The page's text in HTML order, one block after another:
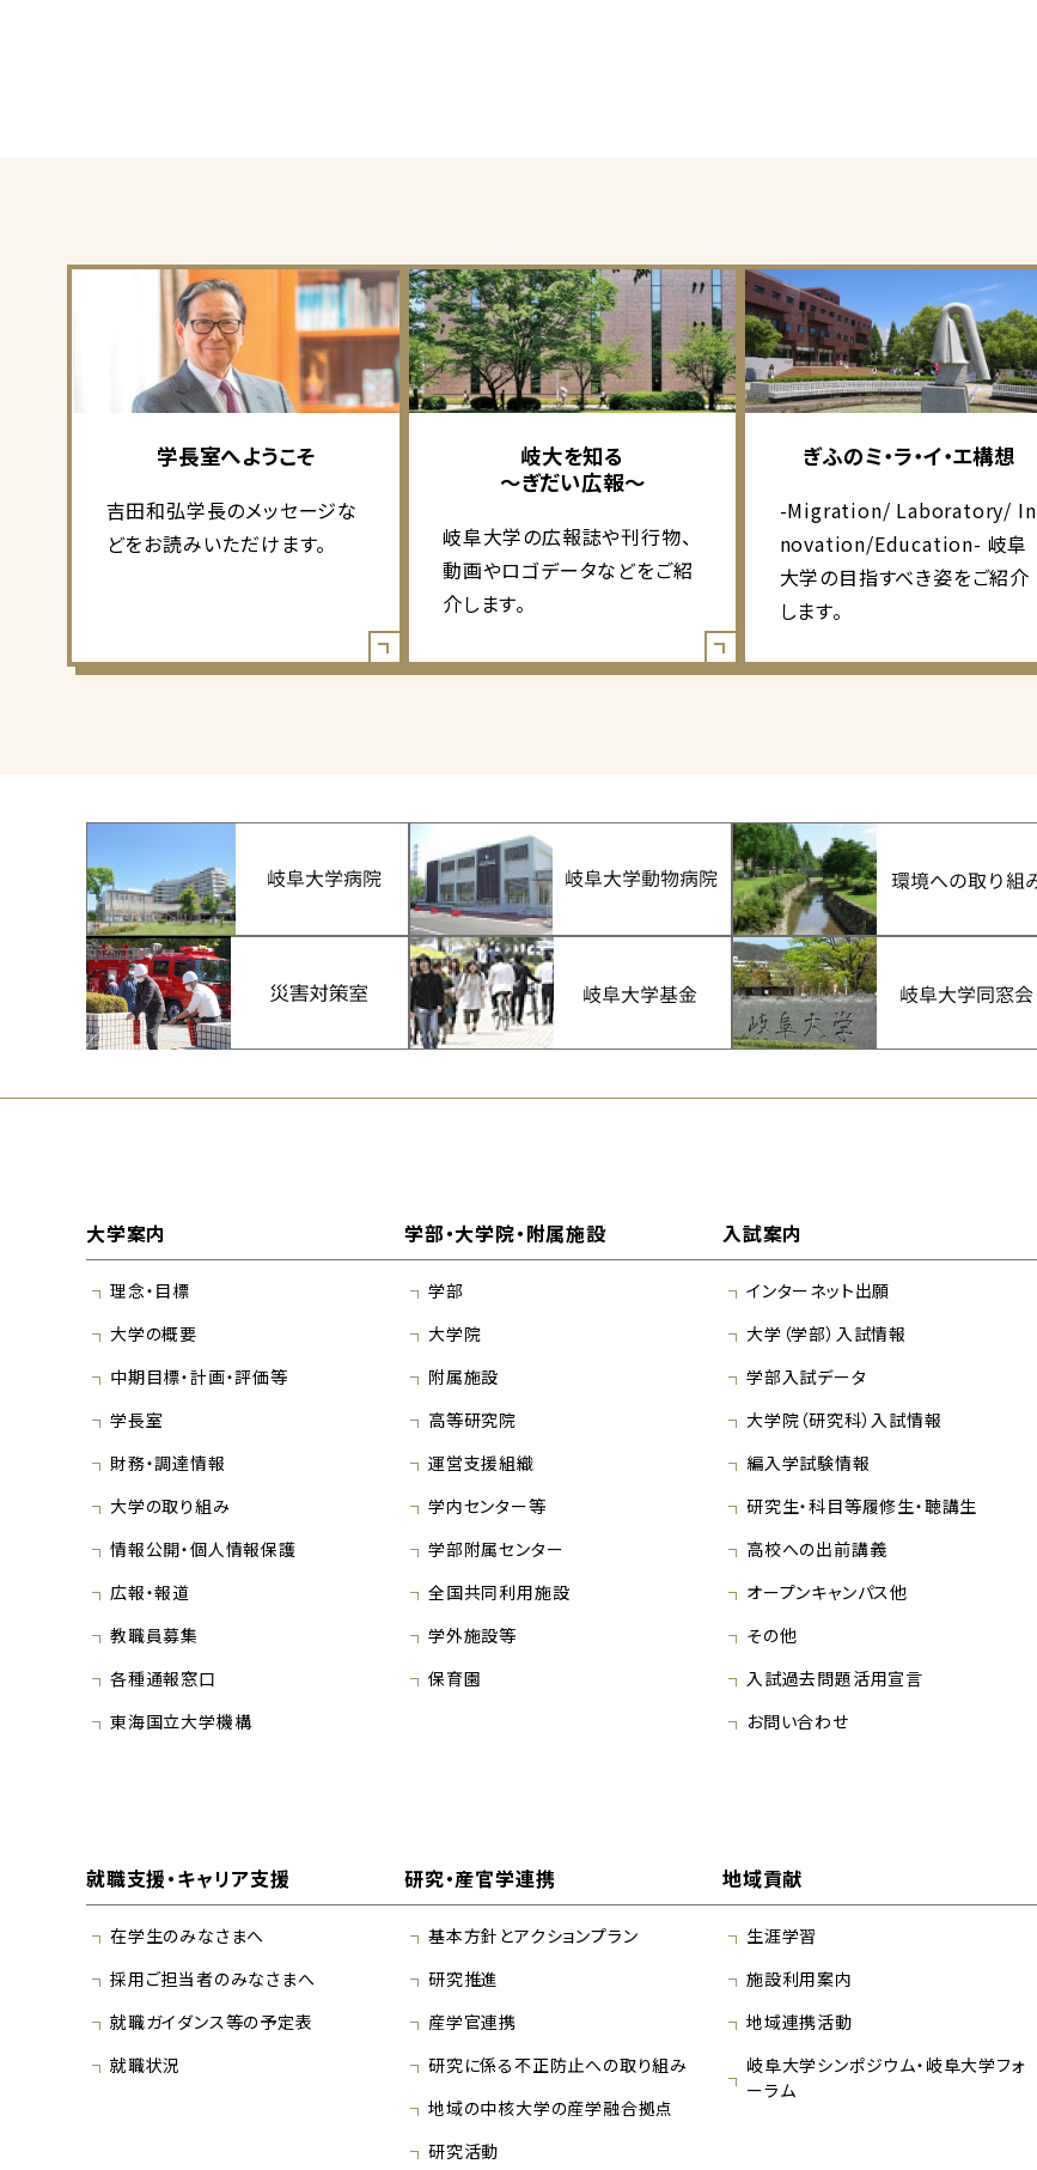
学長室へようこそ
吉田和弘学長のメッセージな
どをお読みいただけます。
岐大を知る
～ぎだい広報～
岐阜大学の広報誌や刊行物、
動画やロゴデータなどをご紹
介します。
ぎふのミ・ラ・イ・エ構想
-Migration/ Laboratory/ In
novation/Education- 岐阜
大学の目指すべき姿をご紹介
します。
大学案内
理念・目標
大学の概要
中期目標・計画・評価等
学長室
財務・調達情報
大学の取り組み
情報公開・個人情報保護
広報・報道
教職員募集
各種通報窓口
東海国立大学機構
学部・大学院・附属施設
学部
大学院
附属施設
高等研究院
運営支援組織
学内センター等
学部附属センター
全国共同利用施設
学外施設等
保育園
入試案内
インターネット出願
大学（学部）入試情報
学部入試データ
大学院（研究科）入試情報
編入学試験情報
研究生・科目等履修生・聴講生
高校への出前講義
オープンキャンパス他
その他
入試過去問題活用宣言
お問い合わせ
就職支援・キャリア支援
在学生のみなさまへ
採用ご担当者のみなさまへ
就職ガイダンス等の予定表
就職状況
研究・産官学連携
基本方針とアクションプラン
研究推進
産学官連携
研究に係る不正防止への取り組み
地域の中核大学の産学融合拠点
研究活動
地域貢献
生涯学習
施設利用案内
地域連携活動
岐阜大学シンポジウム・岐阜大学フォ
ーラム